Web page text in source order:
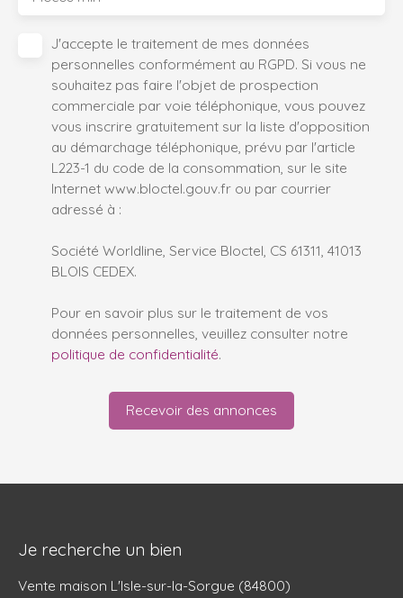
J'accepte le traitement de mes données
personnelles conformément au RGPD. Si vous ne
souhaitez pas faire l'objet de prospection
commerciale par voie téléphonique, vous pouvez
vous inscrire gratuitement sur la liste d'opposition
au démarchage téléphonique, prévu par l'article
L223-1 du code de la consommation, sur le site
Internet www.bloctel.gouv.fr ou par courrier
adressé à :
Société Worldline, Service Bloctel, CS 61311, 41013
BLOIS CEDEX.
Pour en savoir plus sur le traitement de vos
données personnelles, veuillez consulter notre
politique de confidentialité.
Recevoir des annonces
Je recherche un bien
Vente maison L'Isle-sur-la-Sorgue (84800)